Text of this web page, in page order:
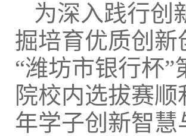
为深入践行创
掘培育优质创
“潍坊市银行杯
院校内选拔赛
年学子创新智